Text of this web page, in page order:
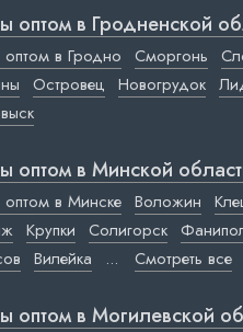
оптом в Гродненской
оптом в Гродно Сморгонь
Островец Новогрудок
оптом в Минской
оптом в Минске Воложин
Крупки Солигорск
Вилейка ... Смотреть все
оптом в Могилевской